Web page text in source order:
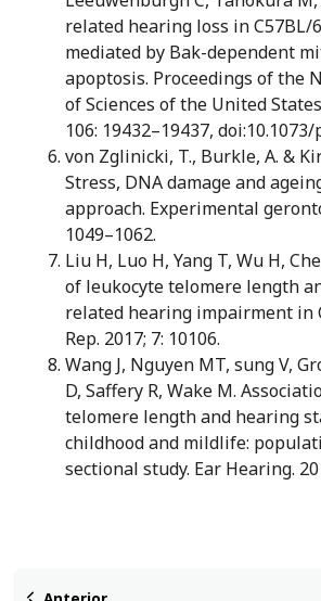
related hearing loss in C57BL/
mediated by Bak-dependent
apoptosis. Proceedings of the
of Sciences of the United
106: 19432–19437,
von Zglinicki, T., Burkle, A. &
Stress, DNA damage and
approach. Experimental
1049–1062.
Liu H, Luo H, Yang T, Wu H,
of leukocyte telomere length
related hearing impairment in
Rep. 2017; 7: 10106.
Wang J, Nguyen MT, sung V,
D, Saffery R, Wake M.
telomere length and hearing
childhood and mildlife:
sectional study. Ear Hearing.